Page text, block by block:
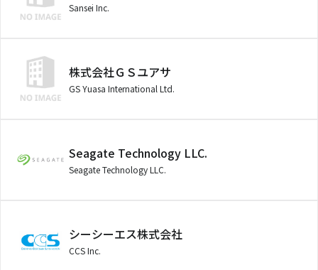
Sansei Inc.
株式会社ＧＳユアサ
GS Yuasa International Ltd.
Seagate Technology LLC.
Seagate Technology LLC.
シーシーエス株式会社
CCS Inc.